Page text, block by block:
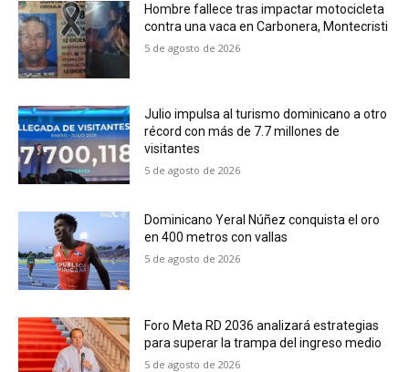
Hombre fallece tras impactar motocicleta
contra una vaca en Carbonera, Montecristi
5 de agosto de 2026
Julio impulsa al turismo dominicano a otro
récord con más de 7.7 millones de
visitantes
5 de agosto de 2026
Dominicano Yeral Núñez conquista el oro
en 400 metros con vallas
5 de agosto de 2026
Foro Meta RD 2036 analizará estrategias
para superar la trampa del ingreso medio
5 de agosto de 2026